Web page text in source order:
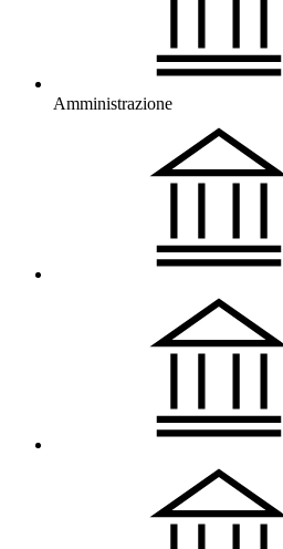
Amministrazione